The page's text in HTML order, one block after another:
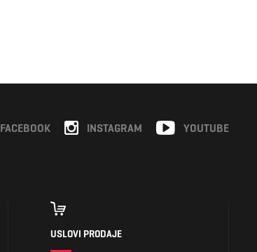
YOUTUBE
INSTAGRAM
FACEBOOK
USLOVI PRODAJE